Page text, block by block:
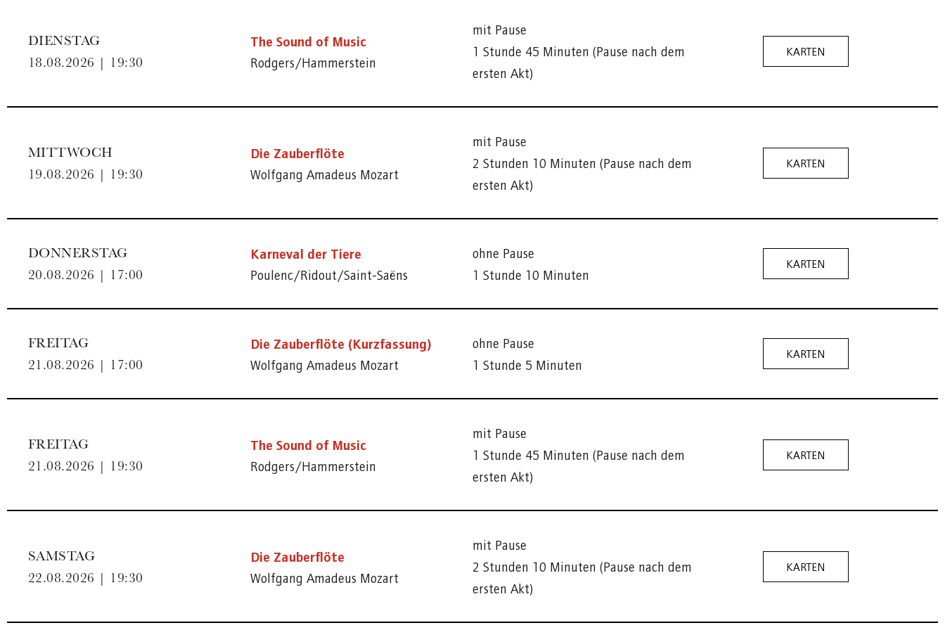
DIENSTAG
18.08.2026 | 19:30
The Sound of Music
Rodgers/Hammerstein
mit Pause
1 Stunde 45 Minuten (Pause nach dem
ersten Akt)
KARTEN
MITTWOCH
19.08.2026 | 19:30
Die Zauberflöte
Wolfgang Amadeus Mozart
mit Pause
2 Stunden 10 Minuten (Pause nach dem
ersten Akt)
KARTEN
DONNERSTAG
20.08.2026 | 17:00
Karneval der Tiere
Poulenc/Ridout/Saint-Saëns
ohne Pause
1 Stunde 10 Minuten
KARTEN
FREITAG
21.08.2026 | 17:00
Die Zauberflöte (Kurzfassung)
Wolfgang Amadeus Mozart
ohne Pause
1 Stunde 5 Minuten
KARTEN
FREITAG
21.08.2026 | 19:30
The Sound of Music
Rodgers/Hammerstein
mit Pause
1 Stunde 45 Minuten (Pause nach dem
ersten Akt)
KARTEN
SAMSTAG
22.08.2026 | 19:30
Die Zauberflöte
Wolfgang Amadeus Mozart
mit Pause
2 Stunden 10 Minuten (Pause nach dem
ersten Akt)
KARTEN